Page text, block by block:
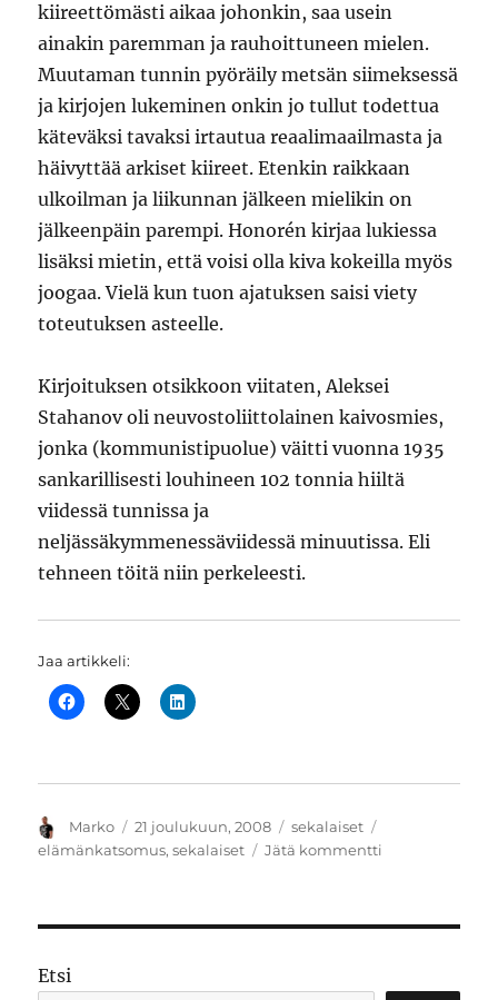
kiireettömästi aikaa johonkin, saa usein
ainakin paremman ja rauhoittuneen mielen.
Muutaman tunnin pyöräily metsän siimeksessä
ja kirjojen lukeminen onkin jo tullut todettua
käteväksi tavaksi irtautua reaalimaailmasta ja
häivyttää arkiset kiireet. Etenkin raikkaan
ulkoilman ja liikunnan jälkeen mielikin on
jälkeenpäin parempi. Honorén kirjaa lukiessa
lisäksi mietin, että voisi olla kiva kokeilla myös
joogaa. Vielä kun tuon ajatuksen saisi viety
toteutuksen asteelle.
Kirjoituksen otsikkoon viitaten, Aleksei
Stahanov oli neuvostoliittolainen kaivosmies,
jonka (kommunistipuolue) väitti vuonna 1935
sankarillisesti louhineen 102 tonnia hiiltä
viidessä tunnissa ja
neljässäkymmenessäviidessä minuutissa. Eli
tehneen töitä niin perkeleesti.
Jaa artikkeli:
Kirjoittaja
Marko Julkaistu
21 joulukuun, 2008 Kategoriat
sekalaiset
elämänkatsomus,sekalaiset Jätä kommentti
parempi
Etsi